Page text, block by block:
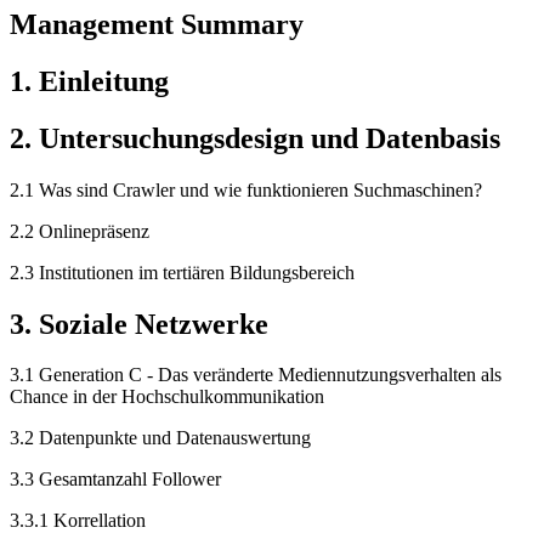
Management Summary
1. Einleitung
2. Untersuchungsdesign und Datenbasis
2.1 Was sind Crawler und wie funktionieren Suchmaschinen?
2.2 Onlinepräsenz
2.3 Institutionen im tertiären Bildungsbereich
3. Soziale Netzwerke
3.1 Generation C - Das veränderte Mediennutzungsverhalten als
Chance in der Hochschulkommunikation
3.2 Datenpunkte und Datenauswertung
3.3 Gesamtanzahl Follower
3.3.1 Korrellation